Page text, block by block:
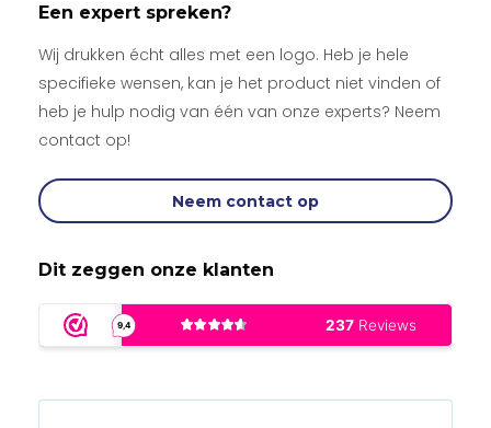
Een expert spreken?
Wij drukken écht alles met een logo. Heb je hele
specifieke wensen, kan je het product niet vinden of
heb je hulp nodig van één van onze experts? Neem
contact op!
Neem contact op
Dit zeggen onze klanten